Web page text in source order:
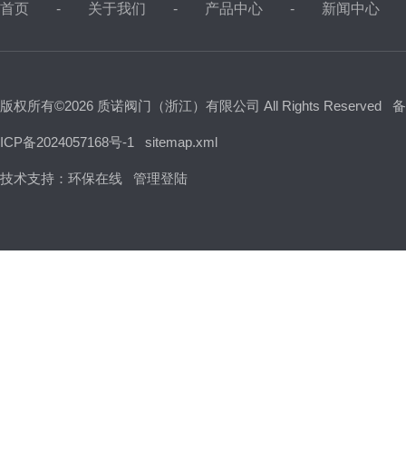
首页 关于我们 产品中心 新闻中心
版权所有©2026 质诺阀门（浙江）有限公司 All Rights Reserved
ICP备2024057168号-1 sitemap.xml
技术支持： 环保在线 管理登陆